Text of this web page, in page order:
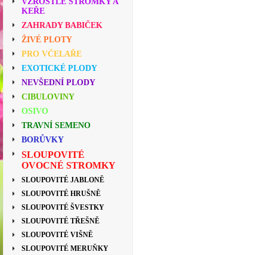
KEŘE
ZAHRADY BABIČEK
ŽIVÉ PLOTY
PRO VČELAŘE
EXOTICKÉ PLODY
NEVŠEDNÍ PLODY
CIBULOVINY
OSIVO
TRAVNÍ SEMENO
BORŮVKY
SLOUPOVITÉ
OVOCNÉ STROMKY
SLOUPOVITÉ JABLONĚ
SLOUPOVITÉ HRUŠNĚ
SLOUPOVITÉ ŠVESTKY
SLOUPOVITÉ TŘEŠNĚ
SLOUPOVITÉ VIŠNĚ
SLOUPOVITÉ MERUŇKY